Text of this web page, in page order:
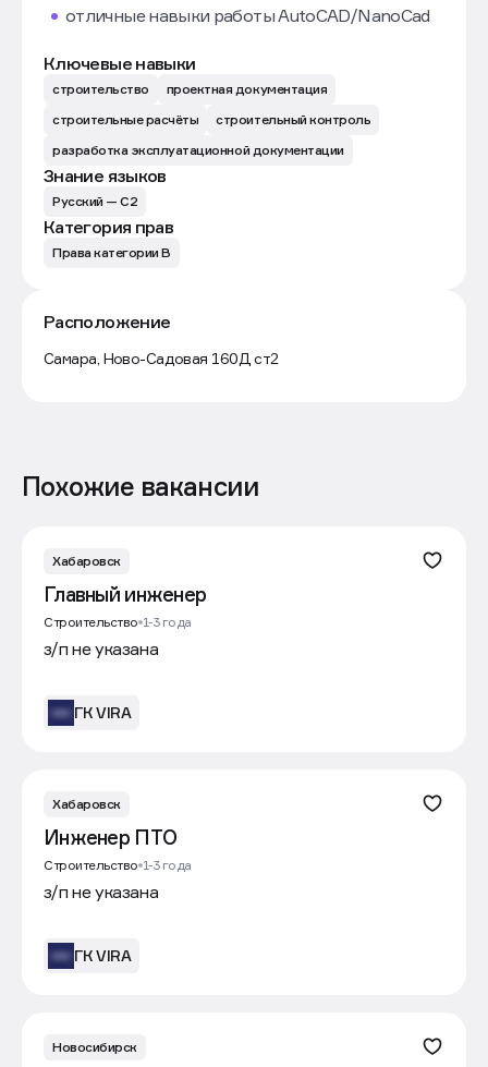
отличные навыки работы AutoCAD/NanoCad
Ключевые навыки
строительство
проектная документация
строительные расчёты
строительный контроль
разработка эксплуатационной документации
Знание языков
Русский — C2
Категория прав
Права категории B
Расположение
Самара, Ново-Садовая 160Д ст2
Похожие вакансии
Хабаровск
Главный инженер
Строительство 1-3 года
з/п не указана
ГК VIRA
Хабаровск
Инженер ПТО
Строительство 1-3 года
з/п не указана
ГК VIRA
Новосибирск